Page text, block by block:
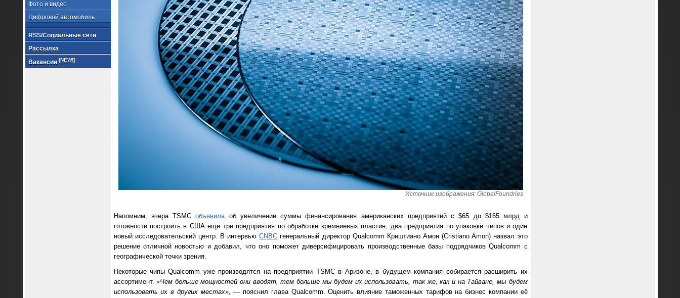
Фото и видео
Цифровой автомобиль
RSS/Социальные сети
Рассылка
Вакансии [NEW!]
Источник изображения: GlobalFoundries
Напомним, вчера TSMCобъявилаоб увеличении суммы финансирования американских предприятий с $65 до $165 млрд и
готовности построить в США ещё три предприятия по обработке кремниевых пластин, два предприятия по упаковке чипов и один
новый исследовательский центр. В интервьюCNBC генеральный директор Qualcomm Криштиано Амон (Cristiano Amon) назвал это
решение отличной новостью и добавил, что оно поможет диверсифицировать производственные базы подрядчиков Qualcomm с
географической точки зрения.
Некоторые чипы Qualcomm уже производятся на предприятии TSMC в Аризоне, в будущем компания собирается расширить их
ассортимент.«Чем больше мощностей они вводят, тем больше мы будем их использовать, так же, как и на Тайване, мы будем
использовать их в других местах», — пояснил глава Qualcomm. Оценить влияние таможенных тарифов на бизнес компании её